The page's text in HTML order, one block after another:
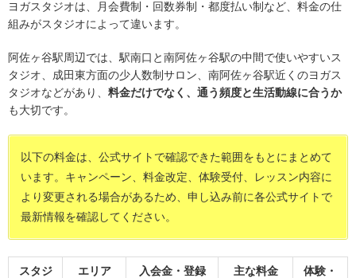
ヨガスタジオは、月会費制・回数券制・都度払い制など、料金の仕
組みがスタジオによって違います。
阿佐ヶ谷駅周辺では、駅南口と南阿佐ヶ谷駅の中間で使いやすいス
タジオ、成田東方面の少人数制サロン、南阿佐ヶ谷駅近くのヨガス
タジオなどがあり、 料金だけでなく、通う頻度と生活動線に合うか
も大切です。
以下の料金は、公式サイトで確認できた範囲をもとにまとめて
います。キャンペーン、料金改定、体験受付、レッスン内容に
より変更される場合があるため、申し込み前に各公式サイトで
最新情報を確認してください。
スタジ
エリア
入会金・登録
主な料金
体験・